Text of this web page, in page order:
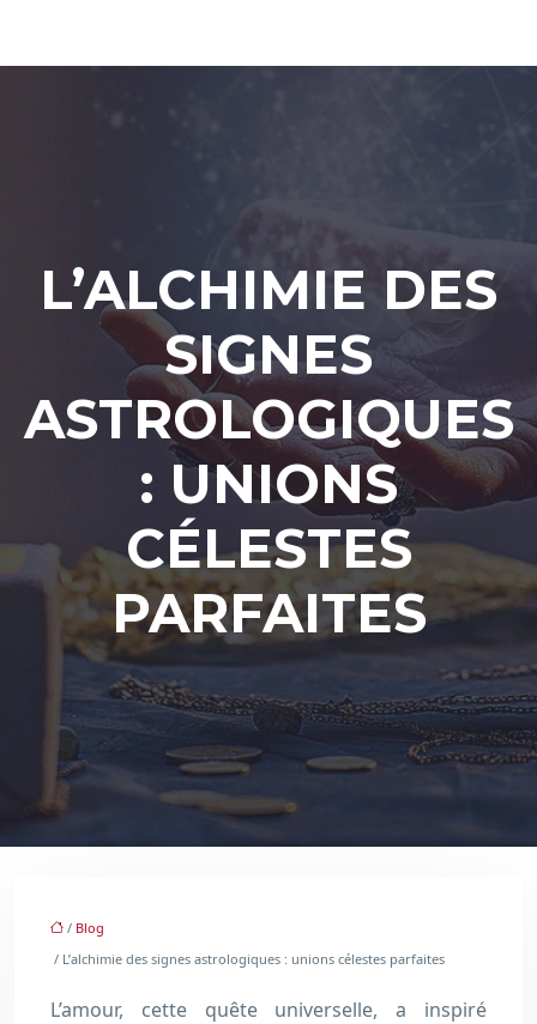
L’ALCHIMIE DES
SIGNES
ASTROLOGIQUES
: UNIONS
CÉLESTES
PARFAITES
/ Blog
/ L’alchimie des signes astrologiques : unions célestes parfaites
L’amour, cette quête universelle, a inspiré